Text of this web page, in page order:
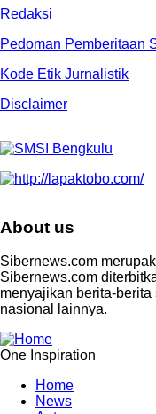
Redaksi
Pedoman Pemberitaan
Kode Etik Jurnalistik
Disclaimer
About us
Sibernews.com
Sibernews.com
menyajikan berita-
nasional lainnya.
One Inspiration
Footer
Home
News